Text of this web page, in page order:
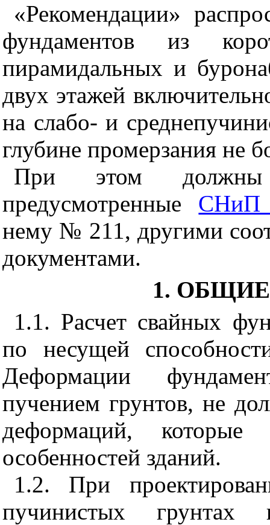
«Рекомендации»
фундаментов из
пирамидальных и
двух этажей
на слабо- и
глубине промерзания не
При этом должны
предусмотренные СНиП
нему № 211, другими
документами.
1.
1.1. Расчет свайных
по несущей
Деформации
пучением грунтов, не
деформаций, которые
особенностей зданий.
1.2. При
пучинистых грунтах